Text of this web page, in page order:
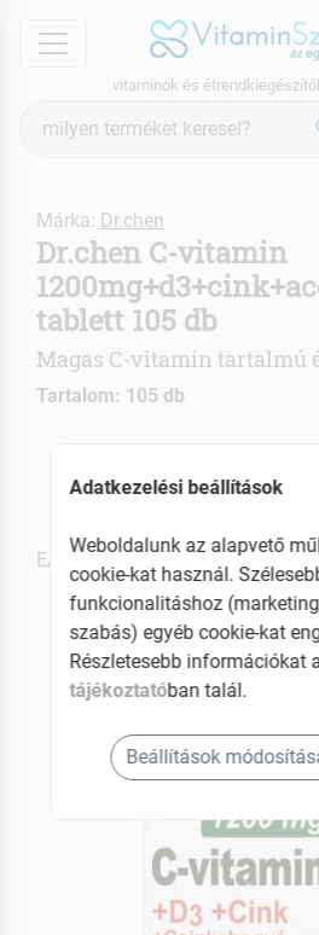
menu
vitaminok és
keresés
Márka: Dr.chen
Dr.chen C-vitamin
tablett 105 db
Magas C-vitamin tartalmú
Tartalom: 105 db
Immunerősítő
EAN: 5999561421230
Adatkezelési beállítások
Weboldalunk az alapvető
cookie-kat használ.
funkcionalitáshoz
szabás) egyéb cookie-kat
Részletesebb információkat
tájékoztatóban talál.
Beállítások